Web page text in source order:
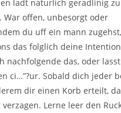
ladt naturlich geradlinig
War offen, unbesorgt oder
du uff ein mann zugehst,
das folglich deine
nachfolgende das, oder
ci…”?ur. Sobald dich jeder
dir einen Korb erteilt,
Lerne leer den